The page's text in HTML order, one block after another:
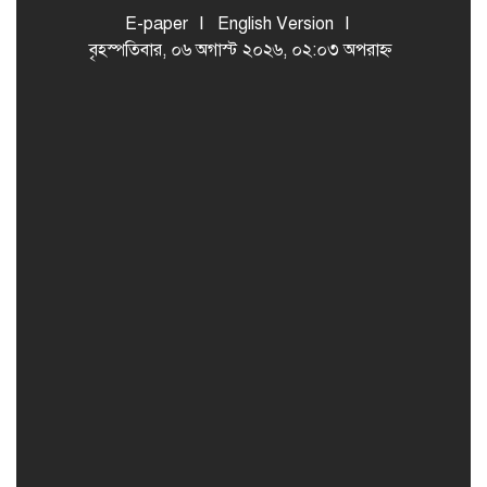
E-paper
English Version
বৃহস্পতিবার, ০৬ অগাস্ট ২০২৬, ০২:০৩ অপরাহ্ন